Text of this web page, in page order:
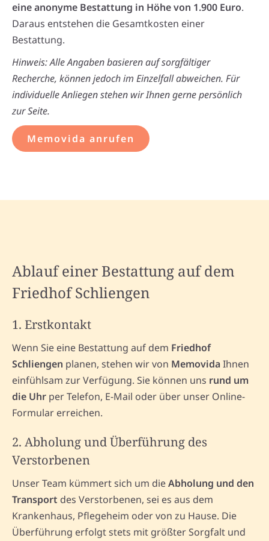
eine anonyme Bestattung in Höhe von 1.900 Euro.
Daraus entstehen die Gesamtkosten einer
Bestattung.
Hinweis: Alle Angaben basieren auf sorgfältiger
Recherche, können jedoch im Einzelfall abweichen. Für
individuelle Anliegen stehen wir Ihnen gerne persönlich
zur Seite.
Memovida anrufen
Ablauf einer Bestattung auf dem
Friedhof Schliengen
1. Erstkontakt
Wenn Sie eine Bestattung auf dem Friedhof
Schliengen planen, stehen wir von MemovidaIhnen
einfühlsam zur Verfügung. Sie können uns rund um
die Uhr per Telefon, E-Mail oder über unser Online-
Formular erreichen.
2. Abholung und Überführung des
Verstorbenen
Unser Team kümmert sich um dieAbholung und den
Transport des Verstorbenen, sei es aus dem
Krankenhaus, Pflegeheim oder von zu Hause. Die
Überführung erfolgt stets mit größter Sorgfalt und